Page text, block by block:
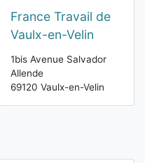
France Travail de
Vaulx-en-Velin
1bis Avenue Salvador
Allende
69120 Vaulx-en-Velin